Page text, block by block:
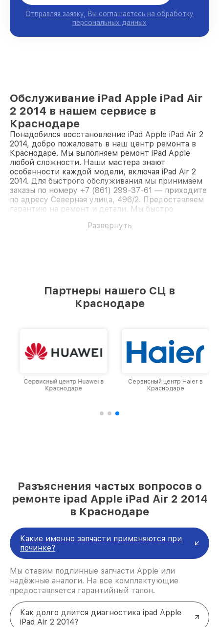
Отправляя заявку, Вы соглашаетесь на обработку
персональных данных
Обслуживание iPad Apple iPad Air
2 2014 в нашем сервисе в
Краснодаре
Понадобился восстановление iPad Apple iPad Air 2
2014, добро пожаловать в наш центр ремонта в
Краснодаре. Мы выполняем ремонт iPad Apple
любой сложности. Наши мастера знают
особенности каждой модели, включая iPad Air 2
2014. Для быстрого обслуживания мы принимаем
заказы по номеру +7 (861) 299-37-61 — приходите
по адресу Северная улица, 496/2. Предоставляем
гарантию на ремонт и детали. Мы быстро
Развернуть
Партнеры нашего СЦ в
Краснодаре
Сервисный центр Huawei в
Краснодаре
Сервисный центр Haier в
Краснодаре
Разъяснения частых вопросов о
ремонте ipad Apple iPad Air 2 2014
в Краснодаре
Какие именно запчасти применяются при
починке?
Мы ставим подлинные запчасти Apple или
надёжные аналоги. На все комплектующие
предоставляется гарантийный талон.
Как долго длится диагностика ipad Apple
iPad Air 2 2014?